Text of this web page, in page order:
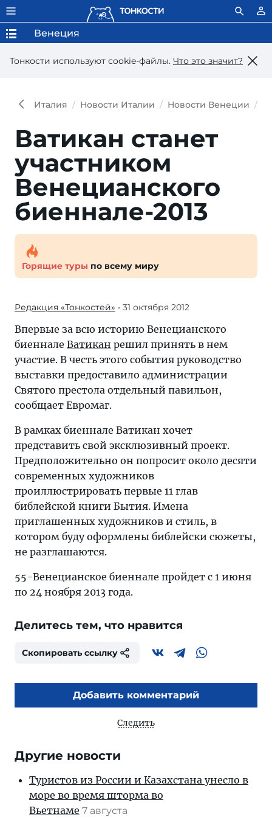
Тонкости используют сookie-файлы. Что это значит?
Венеция
Италия Новости Италии Новости Венеции
Ватикан станет
участником
Венецианского
биеннале-2013
Горящие туры по всему миру
Редакция «Тонкостей» • 31 октября 2012
Впервые за всю историю Венецианского
биеннале Ватикан решил принять в нем
участие. В честь этого события руководство
выставки предоставило администрации
Святого престола отдельный павильон,
сообщает Евромаг.
В рамках биеннале Ватикан хочет
представить свой эксклюзивный проект.
Предположительно он попросит около десяти
современных художников
проиллюстрировать первые 11 глав
библейской книги Бытия. Имена
приглашенных художников и стиль, в
котором буду оформлены библейски сюжеты,
не разглашаются.
55-Венецианское биеннале пройдет с 1 июня
по 24 ноября 2013 года.
Делитесь тем, что нравится
Скопировать ссылку
Добавить комментарий
Следить
Другие новости
Туристов из России и Казахстана унесло в
море во время шторма во
Вьетнаме 7 августа